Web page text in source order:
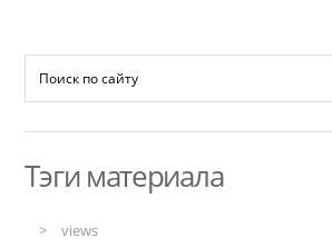
Тэги материала
views